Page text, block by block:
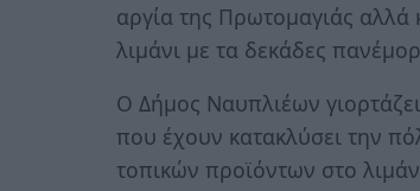
αργία της Πρωτομαγιάς αλλά
λιμάνι με τα δεκάδες
Ο Δήμος Ναυπλιέων
που έχουν κατακλύσει την
τοπικών προϊόντων στο